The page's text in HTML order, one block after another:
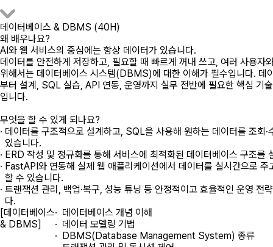
데이터베이스 & DBMS (40H)
왜 배우나요?
AI와 웹 서비스의 중심에는 항상 데이터가 있습니다.
데이터를 안전하게 저장하고, 필요할 때 빠르게 꺼내 쓰고, 여러 사용자
위해서는 데이터베이스 시스템(DBMS)에 대한 이해가 필수입니다. 데
부터 설계, SQL 실습, API 연동, 운영까지 실무 전반에 필요한 핵심 기
입니다.
무엇을 할 수 있게 되나요?
· 데이터를 구조적으로 설계하고, SQL을 사용해 원하는 데이터를 조회·
있습니다.
· ERD 작성 및 정규화를 통해 서비스에 최적화된 데이터베이스 구조를
· FastAPI와 연동해 실제 웹 애플리케이션에서 데이터를 실시간으로 주
할 수 있습니다.
· 트랜잭션 관리, 백업·복구, 성능 튜닝 등 안정적이고 효율적인 운영 전
다.
[데이터베이스
& DBMS]
· 데이터베이스 개념 이해
· 데이터 모델링 기법
· DBMS(Database Management System) 종류